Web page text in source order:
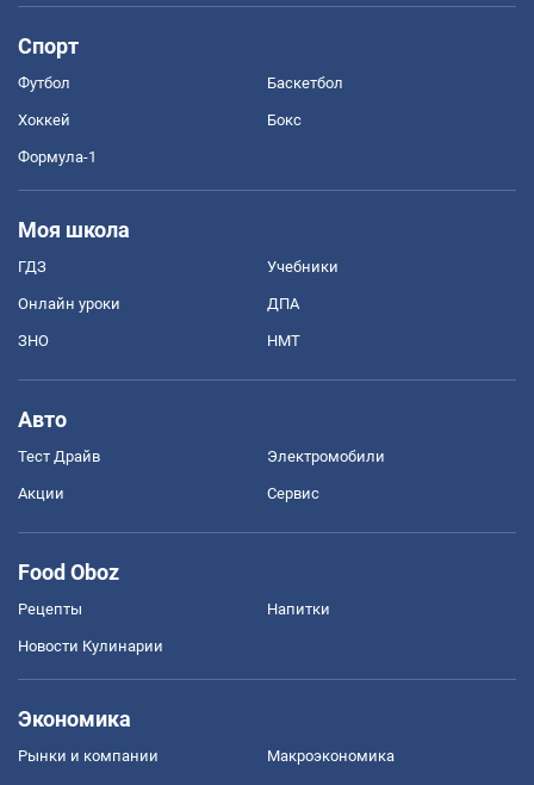
Спорт
Футбол Баскетбол
Хоккей Бокс
Формула-1
Моя школа
ГДЗ Учебники
Онлайн уроки ДПА
ЗНО НМТ
Авто
Тест Драйв Электромобили
Акции Сервис
Food Oboz
Рецепты Напитки
Новости Кулинарии
Экономика
Рынки и компании Mакроэкономика